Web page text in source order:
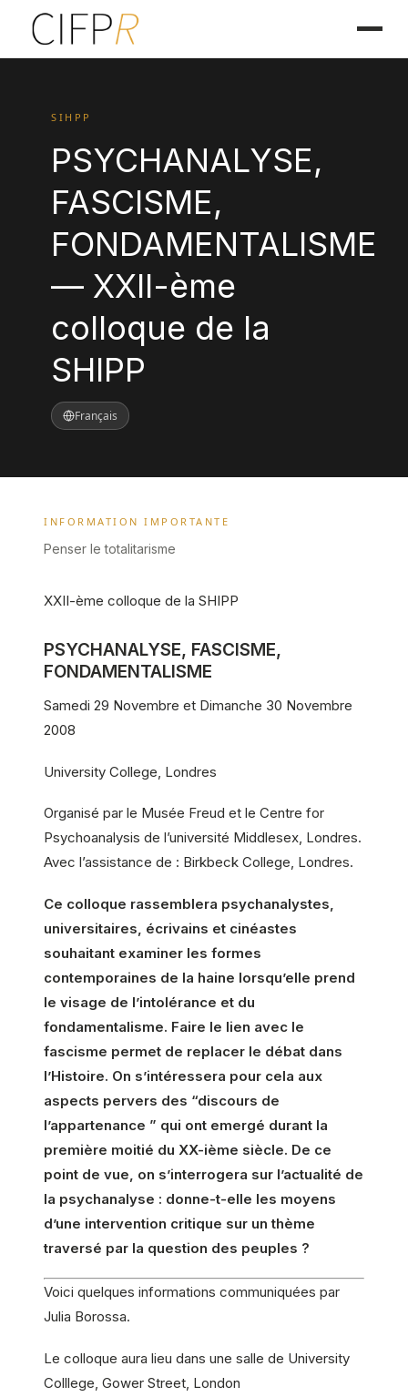
SIHPP
PSYCHANALYSE,
FASCISME,
FONDAMENTALISME
— XXII-ème
colloque de la
SHIPP
Français
INFORMATION IMPORTANTE
Penser le totalitarisme
XXII-ème colloque de la SHIPP
PSYCHANALYSE, FASCISME,
FONDAMENTALISME
Samedi 29 Novembre et Dimanche 30 Novembre
2008
University College, Londres
Organisé par le Musée Freud et le Centre for
Psychoanalysis de l’université Middlesex, Londres.
Avec l’assistance de : Birkbeck College, Londres.
Ce colloque rassemblera psychanalystes,
universitaires, écrivains et cinéastes
souhaitant examiner les formes
contemporaines de la haine lorsqu’elle prend
le visage de l’intolérance et du
fondamentalisme. Faire le lien avec le
fascisme permet de replacer le débat dans
l’Histoire. On s’intéressera pour cela aux
aspects pervers des “discours de
l’appartenance ” qui ont emergé durant la
première moitié du XX-ième siècle. De ce
point de vue, on s’interrogera sur l’actualité de
la psychanalyse : donne-t-elle les moyens
d’une intervention critique sur un thème
traversé par la question des peuples ?
Voici quelques informations communiquées par
Julia Borossa.
Le colloque aura lieu dans une salle de University
Colllege, Gower Street, London